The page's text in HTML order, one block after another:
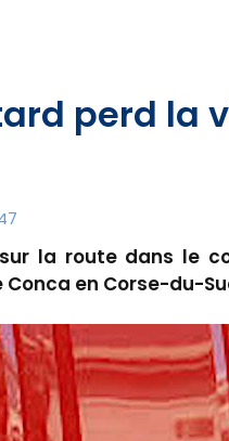
perd la
la route dans le
en Corse-du-